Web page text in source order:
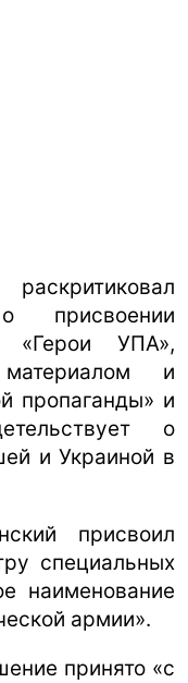
присвоении
«Герои УПА»,
и
пропаганды» и
о
и Украиной в
присвоил
специальных
наименование
армии».
принято «с